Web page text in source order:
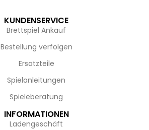
KUNDENSERVICE
Brettspiel Ankauf
Bestellung verfolgen
Ersatzteile
Spielanleitungen
Spieleberatung
INFORMATIONEN
Ladengeschäft